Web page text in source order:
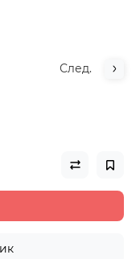
След.